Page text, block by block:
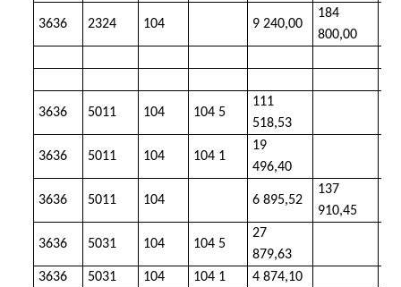
3636 2324 104 9 240,00
184
800,00
3636 5011 104 104 5
111
518,53
3636 5011 104 104 1
19
496,40
3636 5011 104 6 895,52
137
910,45
3636 5031 104 104 5
27
879,63
3636 5031 104 104 1 4 874,10